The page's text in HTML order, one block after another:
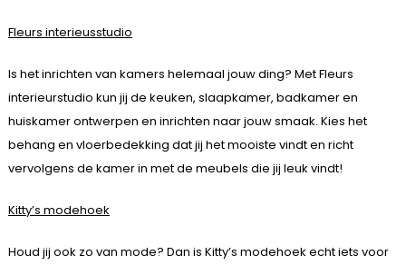
Fleurs interieusstudio
Is het inrichten van kamers helemaal jouw ding? Met Fleurs
interieurstudio kun jij de keuken, slaapkamer, badkamer en
huiskamer ontwerpen en inrichten naar jouw smaak. Kies het
behang en vloerbedekking dat jij het mooiste vindt en richt
vervolgens de kamer in met de meubels die jij leuk vindt!
Kitty’s modehoek
Houd jij ook zo van mode? Dan is Kitty’s modehoek echt iets voor